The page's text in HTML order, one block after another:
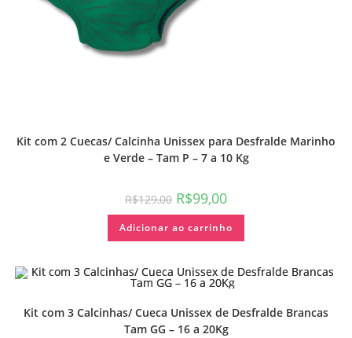
Kit com 2 Cuecas/ Calcinha Unissex para Desfralde Marinho
e Verde – Tam P – 7 a 10 Kg
R$129,00 R$99,00
Adicionar ao carrinho
Kit com 3 Calcinhas/ Cueca Unissex de Desfralde Brancas
Tam GG – 16 a 20Kg